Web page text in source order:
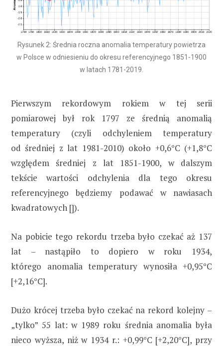
Rysunek 2: Średnia roczna anomalia temperatury powietrza
w Polsce w odniesieniu do okresu referencyjnego 1851-1900
w latach 1781-2019.
Pierwszym rekordowym rokiem w tej serii
pomiarowej był rok 1797 ze średnią anomalią
temperatury (czyli odchyleniem temperatury
od średniej z lat 1981-2010) około +0,6°C (+1,8°C
względem średniej z lat 1851-1900, w dalszym
tekście wartości odchylenia dla tego okresu
referencyjnego będziemy podawać w nawiasach
kwadratowych []).
Na pobicie tego rekordu trzeba było czekać aż 137
lat – nastąpiło to dopiero w roku 1934,
którego anomalia temperatury wynosiła +0,95°C
[+2,16°C].
Dużo krócej trzeba było czekać na rekord kolejny –
„tylko” 55 lat: w 1989 roku średnia anomalia była
nieco wyższa, niż w 1934 r.: +0,99°C [+2,20°C], przy